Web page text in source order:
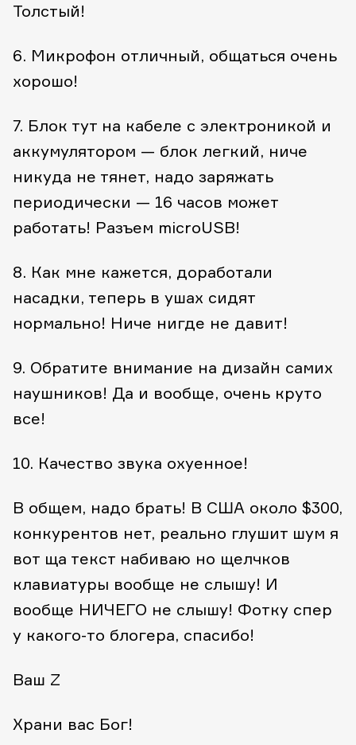
Толстый!
6. Микрофон отличный, общаться очень
хорошо!
7. Блок тут на кабеле с электроникой и
аккумулятором — блок легкий, ниче
никуда не тянет, надо заряжать
периодически — 16 часов может
работать! Разъем microUSB!
8. Как мне кажется, доработали
насадки, теперь в ушах сидят
нормально! Ниче нигде не давит!
9. Обратите внимание на дизайн самих
наушников! Да и вообще, очень круто
все!
10. Качество звука охуенное!
В общем, надо брать! В США около $300,
конкурентов нет, реально глушит шум я
вот ща текст набиваю но щелчков
клавиатуры вообще не слышу! И
вообще НИЧЕГО не слышу! Фотку спер
у какого-то блогера, спасибо!
Ваш Z
Храни вас Бог!